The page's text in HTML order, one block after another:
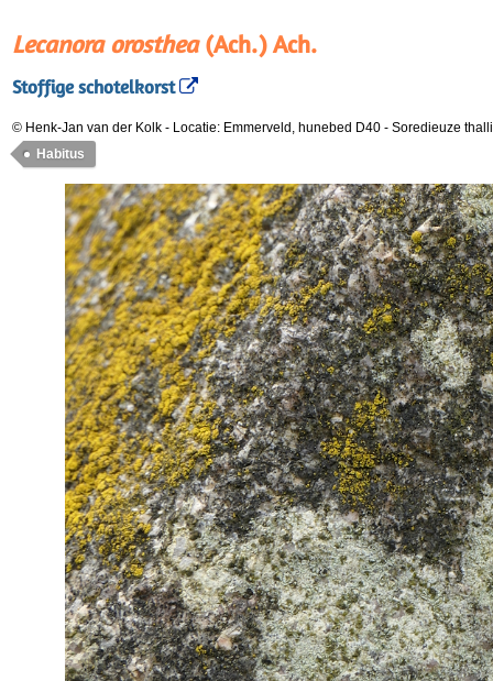
Lecanora orosthea(Ach.) Ach.
Stoffige schotelkorst
© Henk-Jan van der Kolk - Locatie: Emmerveld, hunebed D40 - Soredieuze
Habitus